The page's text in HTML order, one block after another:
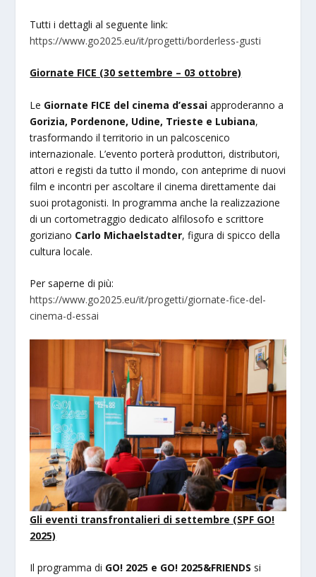
Tutti i dettagli al seguente link:
https://www.go2025.eu/it/progetti/borderless-gusti
Giornate FICE (30 settembre – 03 ottobre)
Le Giornate FICE del cinema d’essai approderanno a
Gorizia, Pordenone, Udine, Trieste e Lubiana,
trasformando il territorio in un palcoscenico
internazionale. L’evento porterà produttori, distributori,
attori e registi da tutto il mondo, con anteprime di nuovi
film e incontri per ascoltare il cinema direttamente dai
suoi protagonisti. In programma anche la realizzazione
di un cortometraggio dedicato alfilosofo e scrittore
goriziano Carlo Michaelstadter, figura di spicco della
cultura locale.
Per saperne di più:
https://www.go2025.eu/it/progetti/giornate-fice-del-
cinema-d-essai
Gli eventi transfrontalieri di settembre (SPF GO!
2025)
Il programma di GO! 2025 e GO! 2025&FRIENDS si